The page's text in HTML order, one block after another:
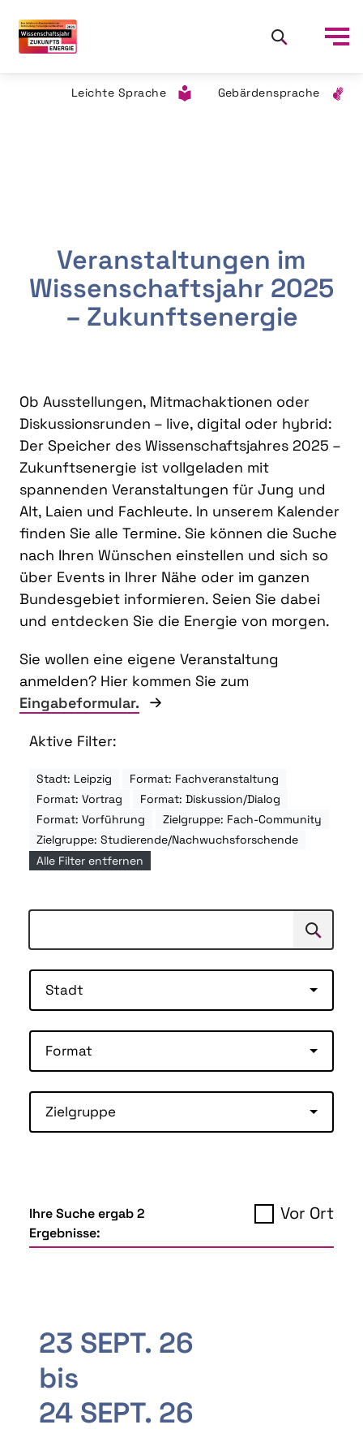
Leichte Sprache Gebärdensprache
Veranstaltungen im
Wissenschaftsjahr 2025
– Zukunftsenergie
Ob Ausstellungen, Mitmachaktionen oder
Diskussionsrunden – live, digital oder hybrid:
Der Speicher des Wissenschaftsjahres 2025 –
Zukunftsenergie ist vollgeladen mit
spannenden Veranstaltungen für Jung und
Alt, Laien und Fachleute. In unserem Kalender
finden Sie alle Termine. Sie können die Suche
nach Ihren Wünschen einstellen und sich so
über Events in Ihrer Nähe oder im ganzen
Bundesgebiet informieren. Seien Sie dabei
und entdecken Sie die Energie von morgen.
Sie wollen eine eigene Veranstaltung
anmelden? Hier kommen Sie zum
Eingabeformular.
Aktive Filter:
Stadt: Leipzig
Format: Fachveranstaltung
Format: Vortrag
Format: Diskussion/Dialog
Format: Vorführung
Zielgruppe: Fach-Community
Zielgruppe: Studierende/Nachwuchsforschende
Alle Filter entfernen
Suchen
Stadt
Format
Zielgruppe
Ihre Suche ergab 2
Ergebnisse:
Vor Ort
23 SEPT. 26
bis
24 SEPT. 26